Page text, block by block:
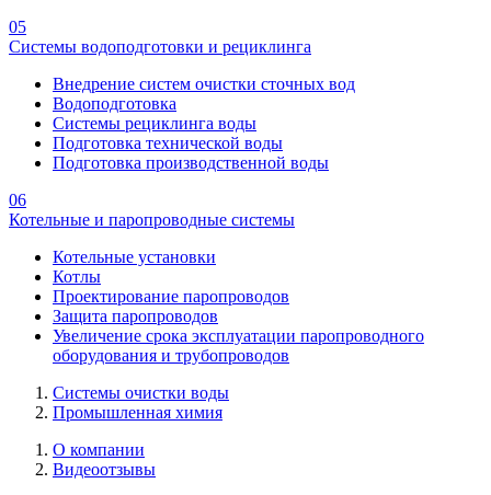
05
Системы водоподготовки и рециклинга
Внедрение систем очистки сточных вод
Водоподготовка
Системы рециклинга воды
Подготовка технической воды
Подготовка производственной воды
06
Котельные и паропроводные системы
Котельные установки
Котлы
Проектирование паропроводов
Защита паропроводов
Увеличение срока эксплуатации паропроводного
оборудования и трубопроводов
Системы очистки воды
Промышленная химия
О компании
Видеоотзывы